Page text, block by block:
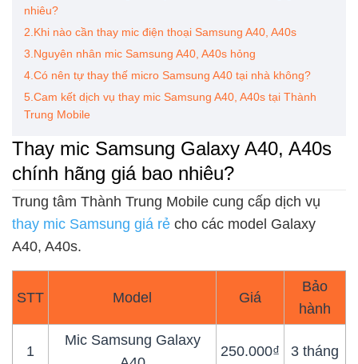
nhiêu?
2.Khi nào cần thay mic điện thoại Samsung A40, A40s
3.Nguyên nhân mic Samsung A40, A40s hỏng
4.Có nên tự thay thế micro Samsung A40 tại nhà không?
5.Cam kết dịch vụ thay mic Samsung A40, A40s tại Thành
Trung Mobile
Thay mic Samsung Galaxy A40, A40s
chính hãng giá bao nhiêu?
Trung tâm Thành Trung Mobile cung cấp dịch vụ
thay mic Samsung giá rẻ cho các model Galaxy
A40, A40s.
STT Model Giá
Bảo
hành
1
Mic Samsung Galaxy
250.000₫ 3 tháng